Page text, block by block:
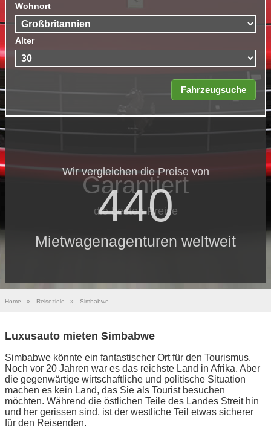
Wohnort
Alter
Wir vergleichen die Preise von
440
Mietwagenagenturen weltweit
Garantiert
die besten Preise
Home » Reiseziele » Simbabwe
Luxusauto mieten Simbabwe
Simbabwe könnte ein fantastischer Ort für den Tourismus.
Noch vor 20 Jahren war es das reichste Land in Afrika. Aber
die gegenwärtige wirtschaftliche und politische Situation
machen es kein Land, das Sie als Tourist besuchen
möchten. Während die östlichen Teile des Landes Streit hin
und her gerissen sind, ist der westliche Teil etwas sicherer
für den Reisenden.